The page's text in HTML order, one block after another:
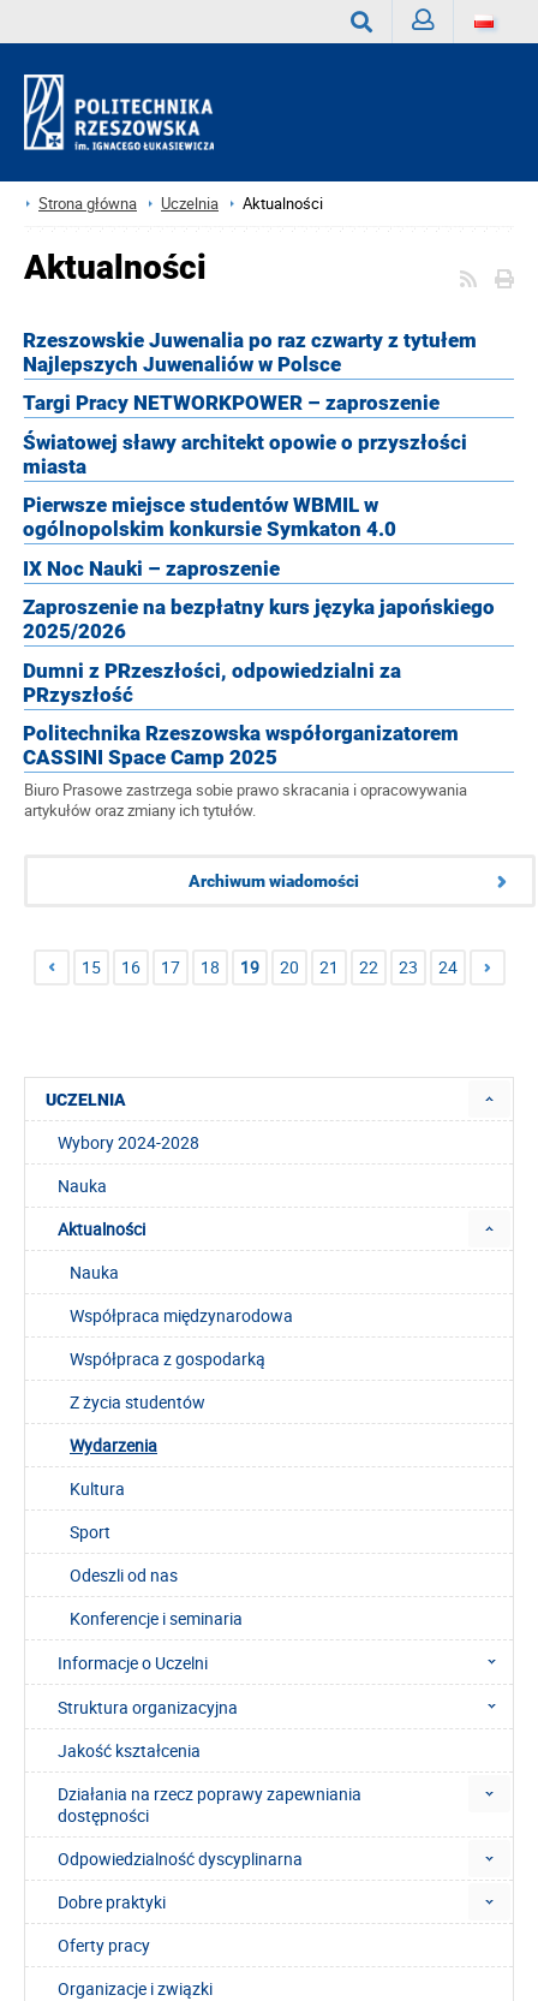
Strona główna Uczelnia Aktualności
Aktualności
Rzeszowskie Juwenalia po raz czwarty z tytułem
Najlepszych Juwenaliów w Polsce
Targi Pracy NETWORKPOWER – zaproszenie
Światowej sławy architekt opowie o przyszłości
miasta
Pierwsze miejsce studentów WBMIL w
ogólnopolskim konkursie Symkaton 4.0
IX Noc Nauki – zaproszenie
Zaproszenie na bezpłatny kurs języka japońskiego
2025/2026
Dumni z PRzeszłości, odpowiedzialni za
PRzyszłość
Politechnika Rzeszowska współorganizatorem
CASSINI Space Camp 2025
Biuro Prasowe zastrzega sobie prawo skracania i opracowywania
artykułów oraz zmiany ich tytułów.
Archiwum wiadomości
15 16 17 18 19 20 21 22 23 24
UCZELNIA
Wybory 2024-2028
Nauka
Aktualności
Nauka
Współpraca międzynarodowa
Współpraca z gospodarką
Z życia studentów
Wydarzenia
Kultura
Sport
Odeszli od nas
Konferencje i seminaria
Informacje o Uczelni
Struktura organizacyjna
Jakość kształcenia
Działania na rzecz poprawy zapewniania
dostępności
Odpowiedzialność dyscyplinarna
Dobre praktyki
Oferty pracy
Organizacje i związki